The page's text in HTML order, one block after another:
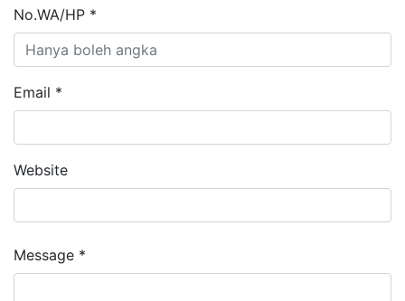
No.WA/HP *
Email *
Website
Message *